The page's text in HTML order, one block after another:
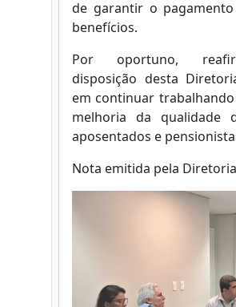
de garantir o
benefícios.
Por oportuno,
disposição desta
em continuar
melhoria da qualidade
aposentados e
Nota emitida pela